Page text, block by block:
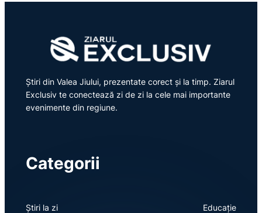
Știri din Valea Jiului, prezentate corect și la timp. Ziarul
Exclusiv te conectează zi de zi la cele mai importante
evenimente din regiune.
Categorii
Știri la zi Educație